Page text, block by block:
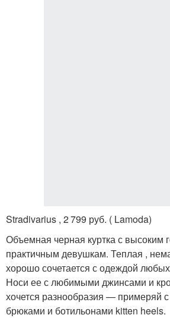
Stradivarius , 2 799 руб. ( Lamoda)
Объемная черная куртка с высоким
практичным девушкам. Теплая ,
хорошо сочетается с одеждой
Носи ее с любимыми джинсами и
хочется разнообразия — примеряй
брюками и ботильонами kitten heels.